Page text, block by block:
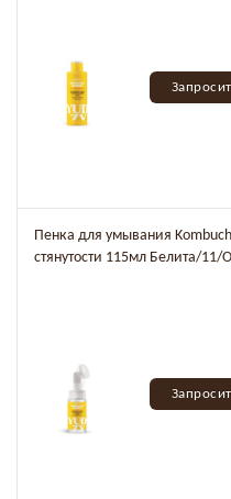
Пенка для умывания
стянутости 115мл Белита/11/